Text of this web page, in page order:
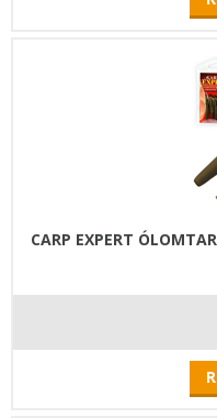
CARP EXPERT